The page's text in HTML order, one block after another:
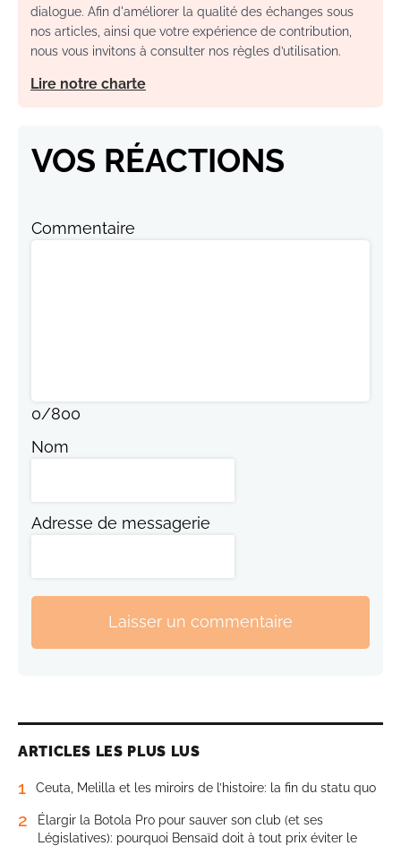
dialogue. Afin d'améliorer la qualité des échanges sous
nos articles, ainsi que votre expérience de contribution,
nous vous invitons à consulter nos règles d’utilisation.
Lire notre charte
VOS RÉACTIONS
Commentaire
0/800
Nom
Adresse de messagerie
Laisser un commentaire
ARTICLES LES PLUS LUS
1 Ceuta, Melilla et les miroirs de l’histoire: la fin du statu quo
2
Élargir la Botola Pro pour sauver son club (et ses
Législatives): pourquoi Bensaïd doit à tout prix éviter le